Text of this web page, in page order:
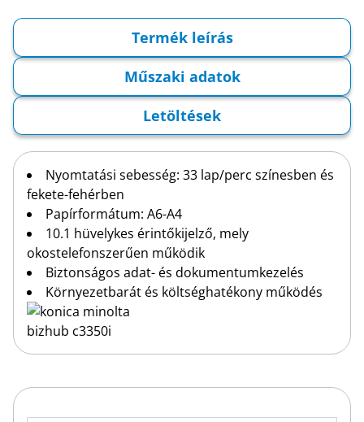
Termék leírás
Műszaki adatok
Letöltések
Nyomtatási sebesség: 33 lap/perc színesben és
fekete-fehérben
Papírformátum: A6-A4
10.1 hüvelykes érintőkijelző, mely
okostelefonszerűen működik
Biztonságos adat- és dokumentumkezelés
Környezetbarát és költséghatékony működés